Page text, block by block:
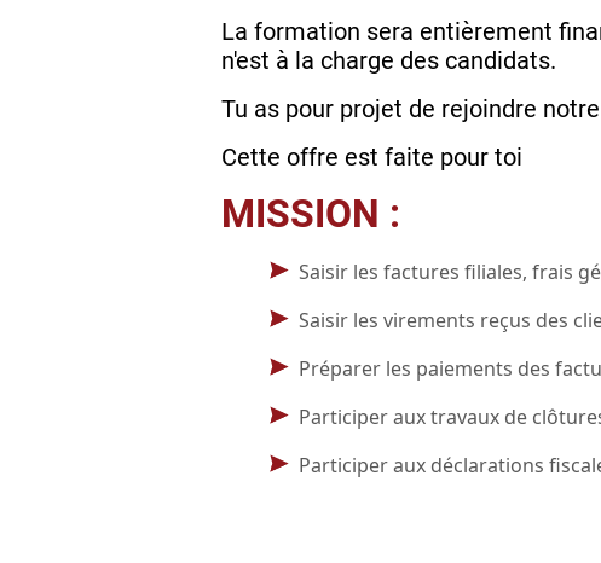
La formation sera entièrement
n'est à la charge des candidats.
Tu as pour projet de rejoindre
Cette offre est faite pour toi
MISSION :
Saisir les factures filiales, frais
Saisir les virements reçus des
Préparer les paiements des
Participer aux travaux de
Participer aux déclarations